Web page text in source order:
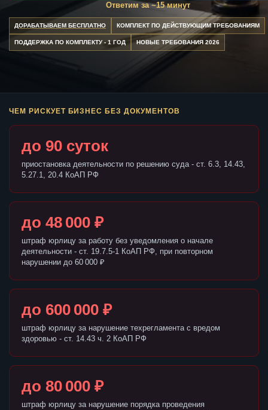
Ответим за ~15 минут
ДОРАБАТЫВАЕМ БЕСПЛАТНО КОМПЛЕКТ ПО ДЕЙСТВУЮЩИМ ТРЕБОВАНИЯМ
ПОДДЕРЖКА ПО КОМПЛЕКТУ - 1 ГОД НОВЫЕ ТРЕБОВАНИЯ 2026
ЧЕМ РИСКУЕТ БИЗНЕС БЕЗ ДОКУМЕНТОВ
до 90 суток
приостановка деятельности по решению суда - ст. 6.3, 14.43,
5.27.1, 20.4 КоАП РФ
до 48 000 ₽
штраф юрлицу за работу без уведомления о начале
деятельности - ст. 19.7.5-1 КоАП РФ, при повторном
нарушении до 60 000 ₽
до 600 000 ₽
штраф юрлицу за нарушение техрегламента с вредом
здоровью - ст. 14.43 ч. 2 КоАП РФ
до 80 000 ₽
штраф юрлицу за нарушение порядка проведения